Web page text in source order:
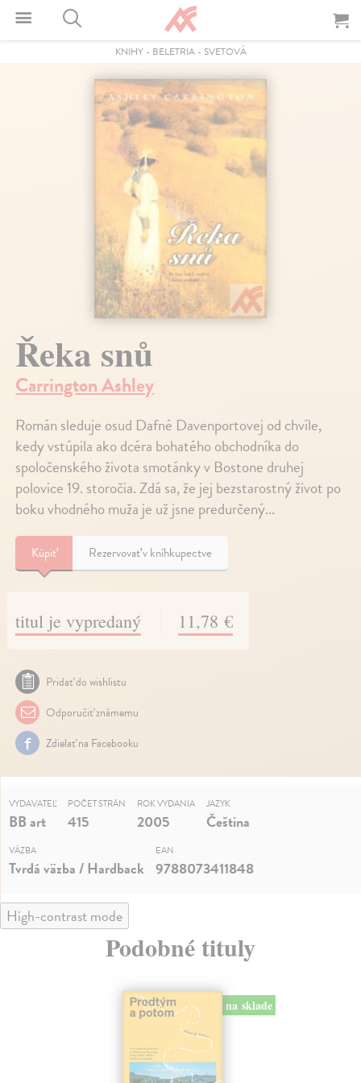
KNIHY- BELETRIA- SVETOVÁ
Řeka snů
Carrington Ashley
Román sleduje osud Dafné Davenportovej od chvíle,
kedy vstúpila ako dcéra bohatého obchodníka do
spoločenského života smotánky v Bostone druhej
polovice 19. storočia. Zdá sa, že jej bezstarostný život po
boku vhodného muža je už jsne predurčený...
Kúpiť Rezervovať v kníhkupectve
titul je vypredaný 11,78 €
Pridať do wishlistu
Odporučiť známemu
Zdielať na Facebooku
VYDAVATEĽ
BB art
POČET STRÁN
415
ROK VYDANIA
2005
JAZYK
Čeština
VÄZBA
Tvrdá väzba / Hardback
EAN
9788073411848
High-contrast mode
Podobné tituly